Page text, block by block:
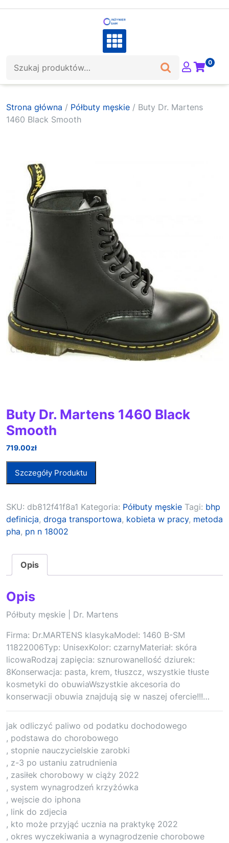
0
Strona główna / Półbuty męskie / Buty Dr. Martens
1460 Black Smooth
Buty Dr. Martens 1460 Black
Smooth
719.00zł
Szczegóły Produktu
SKU: db812f41f8a1 Kategoria: Półbuty męskie Tagi: bhp
definicja, droga transportowa, kobieta w pracy, metoda
pha, pn n 18002
Opis
Opis
Półbuty męskie | Dr. Martens
Firma: Dr.MARTENS klasykaModel: 1460 B-SM
11822006Typ: UnisexKolor: czarnyMateriał: skóra
licowaRodzaj zapięcia: sznurowaneIlość dziurek:
8Konserwacja: pasta, krem, tłuszcz, wszystkie tłuste
kosmetyki do obuwiaWszystkie akcesoria do
konserwacji obuwia znajdują się w naszej ofercie!!!…
jak odliczyć paliwo od podatku dochodowego
, podstawa do chorobowego
, stopnie nauczycielskie zarobki
, z-3 po ustaniu zatrudnienia
, zasiłek chorobowy w ciąży 2022
, system wynagrodzeń krzyżówka
, wejscie do iphona
, link do zdjecia
, kto może przyjąć ucznia na praktykę 2022
, okres wyczekiwania a wynagrodzenie chorobowe